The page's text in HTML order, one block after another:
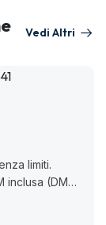
Vedi Altri
limiti.
inclusa (DM